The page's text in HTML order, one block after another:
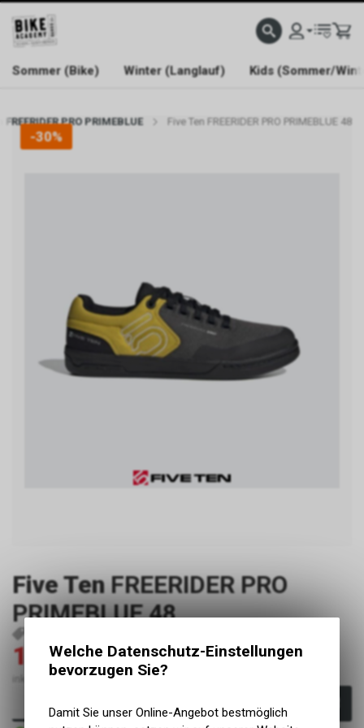
WELCOME TO BIKE ACADEMY
Sommer (Bike) Winter (Langlauf) Kids (Sommer/
PRO PRIMEBLUE Five Ten FREERIDER PRO PRIMEBLUE 48
-30%
Five Ten FREERIDER PRO
PRIMEBLUE 48
119.00CHF170.00CHF
inkl. MwSt., zzgl. Versandkosten
Welche Datenschutz-Einstellungen
bevorzugen Sie?
Damit Sie unser Online-Angebot bestmöglich